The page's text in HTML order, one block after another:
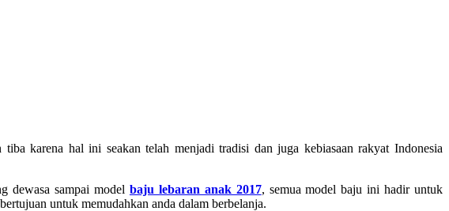
karena hal ini seakan telah menjadi tradisi dan juga kebiasaan rakyat Indonesia
dewasa sampai model baju lebaran anak 2017, semua model baju ini hadir untuk
untuk memudahkan anda dalam berbelanja.